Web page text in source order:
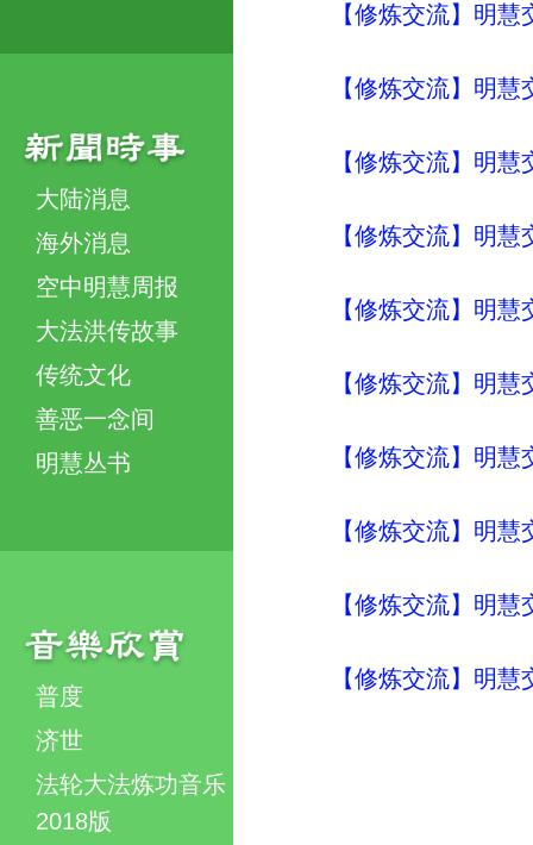
大陆消息
海外消息
空中明慧周报
大法洪传故事
传统文化
善恶一念间
明慧丛书
普度
济世
法轮大法炼功音乐
2018版
【修炼交流】明
【修炼交流】明
【修炼交流】明
【修炼交流】明
【修炼交流】明
【修炼交流】明
【修炼交流】明
【修炼交流】明
【修炼交流】明
【修炼交流】明